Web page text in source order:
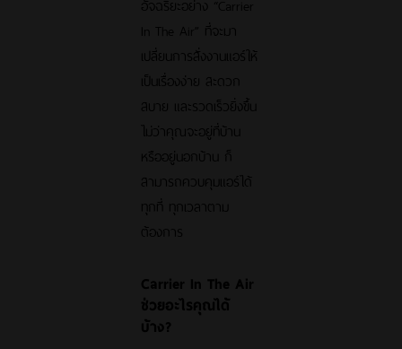
In The Air” ที่จะมา
เปลี่ยนการสั่งงานแอร์ให้
เป็นเรื่องง่าย สะดวก
สบาย และรวดเร็วยิ่งขึ้น
ไม่ว่าคุณจะอยู่ที่บ้าน
หรืออยู่นอกบ้าน ก็
สามารถควบคุมแอร์ได้
ทุกที่ ทุกเวลาตาม
ต้องการ
Carrier In The Air
ช่วยอะไรคุณได้
บ้าง?